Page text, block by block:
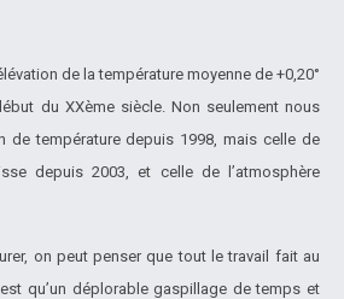
de la température moyenne de +0,20°
du XXème siècle. Non seulement nous
de température depuis 1998, mais celle de
depuis 2003, et celle de l’atmosphère
on peut penser que tout le travail fait au
qu’un déplorable gaspillage de temps et